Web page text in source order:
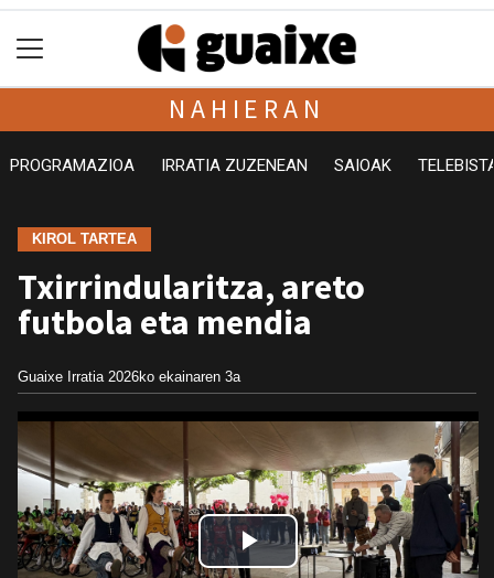
NAHIERAN
PROGRAMAZIOA IRRATIA ZUZENEAN SAIOAK
KIROL TARTEA
Txirrindularitza, areto
futbola eta mendia
Guaixe Irratia 2026ko ekainaren 3a